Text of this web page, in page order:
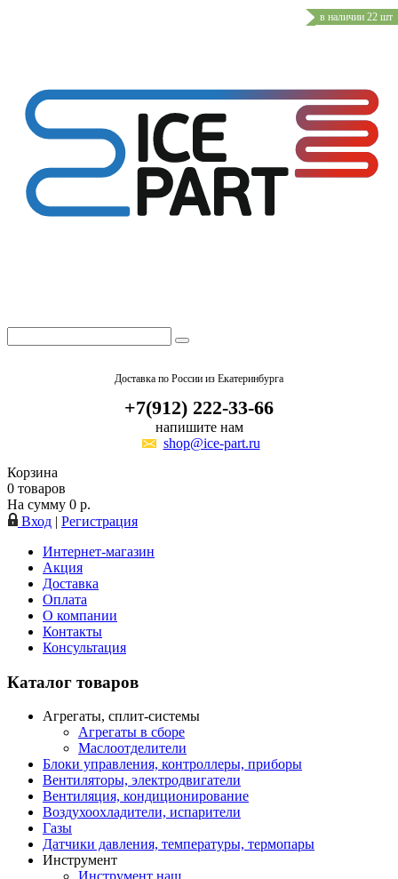
Доставка по России из Екатеринбурга
+7(912) 222-33-66
напишите нам
shop@ice-part.ru
Корзина
0 товаров
На сумму 0 р.
Вход | Регистрация
Интернет-магазин
Акция
Доставка
Оплата
О компании
Контакты
Консультация
Каталог товаров
Агрегаты, сплит-системы
Агрегаты в сборе
Маслоотделители
Блоки управления, контроллеры, приборы
Вентиляторы, электродвигатели
Вентиляция, кондиционирование
Воздухоохладители, испарители
Газы
Датчики давления, температуры, термопары
Инструмент
в наличии 22 шт